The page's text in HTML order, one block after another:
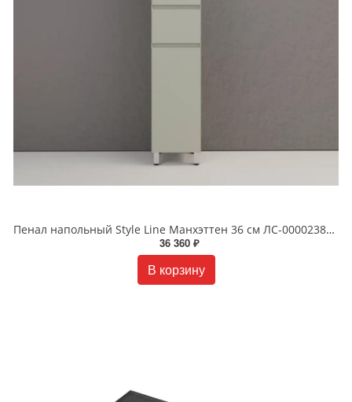
Пенал напольный Style Line Манхэттен 36 см ЛС-00002386 олива
36 360 ₽
В корзину